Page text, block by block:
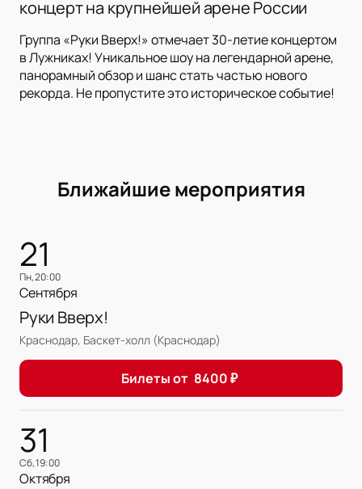
концерт на крупнейшей арене России
Группа «Руки Вверх!» отмечает 30-летие концертом
в Лужниках! Уникальное шоу на легендарной арене,
панорамный обзор и шанс стать частью нового
рекорда. Не пропустите это историческое событие!
Ближайшие мероприятия
21
пн, 20:00
Сентября
Руки Вверх!
Краснодар, Баскет-холл (Краснодар)
Билеты от 8400₽
31
сб, 19:00
Октября